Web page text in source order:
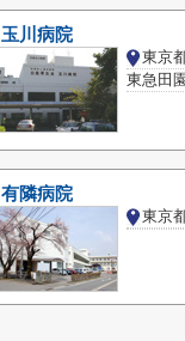
玉川病院
東京
東急田
有隣病院
東京